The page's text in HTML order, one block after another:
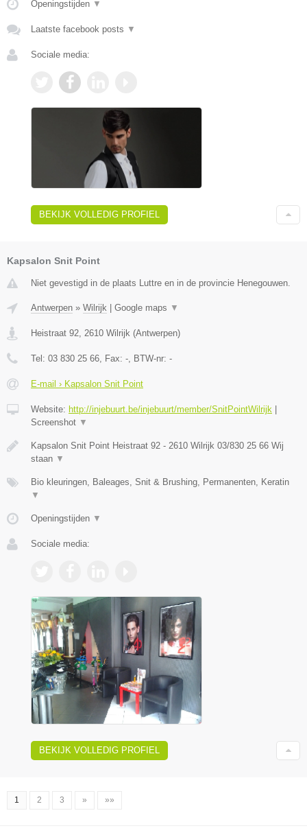
Openingstijden ▼
Laatste facebook posts ▼
Sociale media:
BEKIJK VOLLEDIG PROFIEL
Kapsalon Snit Point
Niet gevestigd in de plaats Luttre en in de provincie Henegouwen.
Antwerpen » Wilrijk Google maps ▼
Heistraat 92 2610 Wilrijk (Antwerpen)
Tel: 03 830 25 66 , Fax: - , BTW-nr: -
E-mail › Kapsalon Snit Point
Website: http://injebuurt.be/injebuurt/member/SnitPointWilrijk
Screenshot ▼
Kapsalon Snit Point Heistraat 92 - 2610 Wilrijk 03/830 25 66 Wij
staan ▼
Bio kleuringen, Baleages, Snit & Brushing, Permanenten, Keratin
▼
Openingstijden ▼
Sociale media:
BEKIJK VOLLEDIG PROFIEL
1 2 3 » »»